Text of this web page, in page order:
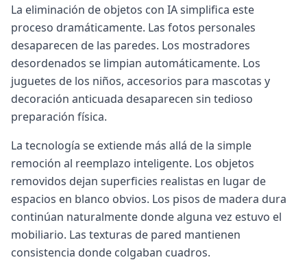
La eliminación de objetos con IA simplifica este
proceso dramáticamente. Las fotos personales
desaparecen de las paredes. Los mostradores
desordenados se limpian automáticamente. Los
juguetes de los niños, accesorios para mascotas y
decoración anticuada desaparecen sin tedioso
preparación física.
La tecnología se extiende más allá de la simple
remoción al reemplazo inteligente. Los objetos
removidos dejan superficies realistas en lugar de
espacios en blanco obvios. Los pisos de madera dura
continúan naturalmente donde alguna vez estuvo el
mobiliario. Las texturas de pared mantienen
consistencia donde colgaban cuadros.